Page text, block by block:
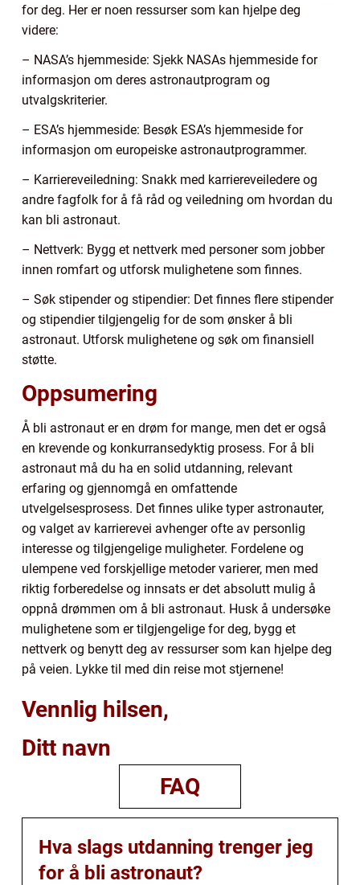
for deg. Her er noen ressurser som kan hjelpe deg
videre:
– NASA’s hjemmeside: Sjekk NASAs hjemmeside for
informasjon om deres astronautprogram og
utvalgskriterier.
– ESA’s hjemmeside: Besøk ESA’s hjemmeside for
informasjon om europeiske astronautprogrammer.
– Karriereveiledning: Snakk med karriereveiledere og
andre fagfolk for å få råd og veiledning om hvordan du
kan bli astronaut.
– Nettverk: Bygg et nettverk med personer som jobber
innen romfart og utforsk mulighetene som finnes.
– Søk stipender og stipendier: Det finnes flere stipender
og stipendier tilgjengelig for de som ønsker å bli
astronaut. Utforsk mulighetene og søk om finansiell
støtte.
Oppsumering
Å bli astronaut er en drøm for mange, men det er også
en krevende og konkurransedyktig prosess. For å bli
astronaut må du ha en solid utdanning, relevant
erfaring og gjennomgå en omfattende
utvelgelsesprosess. Det finnes ulike typer astronauter,
og valget av karrierevei avhenger ofte av personlig
interesse og tilgjengelige muligheter. Fordelene og
ulempene ved forskjellige metoder varierer, men med
riktig forberedelse og innsats er det absolutt mulig å
oppnå drømmen om å bli astronaut. Husk å undersøke
mulighetene som er tilgjengelige for deg, bygg et
nettverk og benytt deg av ressurser som kan hjelpe deg
på veien. Lykke til med din reise mot stjernene!
Vennlig hilsen,
Ditt navn
FAQ
Hva slags utdanning trenger jeg
for å bli astronaut?